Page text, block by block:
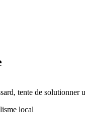
tente de solutionner
local